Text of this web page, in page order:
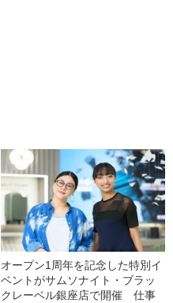
オープン1周年を記念した特別イ
ベントがサムソナイト・ブラッ
クレーベル銀座店で開催 仕事